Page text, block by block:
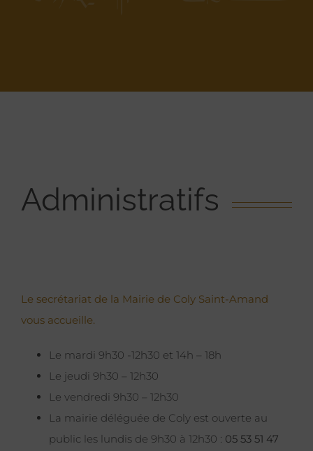
Administratifs
Le secrétariat de la Mairie de Coly Saint-Amand
vous accueille.
Le mardi 9h30 -12h30 et 14h – 18h
Le jeudi 9h30 – 12h30
Le vendredi 9h30 – 12h30
La mairie déléguée de Coly est ouverte au
public les lundis de 9h30 à 12h30 : 05 53 51 47